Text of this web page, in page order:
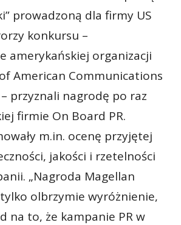
prowadzoną dla firmy US
konkursu –
amerykańskiej organizacji
of American Communications
przyznali nagrodę po raz
firmie On Board PR.
m.in. ocenę przyjętej
jakości i rzetelności
„Nagroda Magellan
olbrzymie wyróżnienie,
na to, że kampanie PR w